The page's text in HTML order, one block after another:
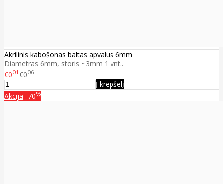
Akrilinis kabošonas baltas apvalus 6mm
Diametras 6mm, storis ~3mm 1 vnt..
€001 €006
Į krepšelį
Akcija -70%